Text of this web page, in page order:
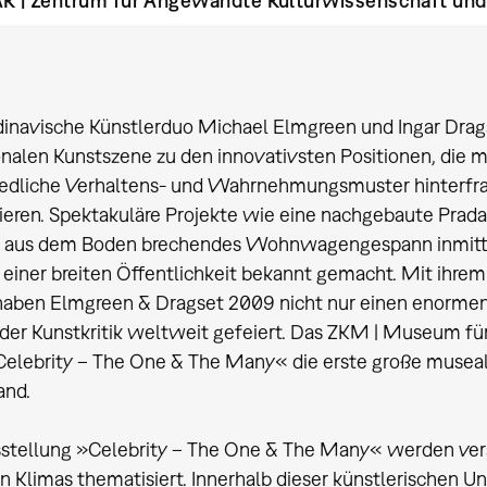
Künstlerduo Michael Elmgreen und Ingar
Kunstszene zu den innovativsten Positionen, die
Verhaltens- und Wahrnehmungsmuster
Spektakuläre Projekte wie eine nachgebaute
aus dem Boden brechendes Wohnwagengespann
einer breiten Öffentlichkeit bekannt gemacht. Mit
Elmgreen & Dragset 2009 nicht nur einen
Kunstkritik weltweit gefeiert. Das ZKM | Museum
– The One & The Many« die erste große
»Celebrity – The One & The Many« werden
Klimas thematisiert. Innerhalb dieser künstlerischen